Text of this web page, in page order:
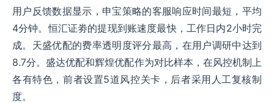
用户反馈数据显示，申宝策略的客服响应时间最短，平均
4分钟。恒汇证劵的提现到账速度最快，工作日内2小时完
成。天盛优配的费率透明度评分最高，在用户调研中达到
8.7分。盛达优配和辉煌优配作为对比样本，在风控机制上
各有特色，前者设置5道风控关卡，后者采用人工复核制
度。